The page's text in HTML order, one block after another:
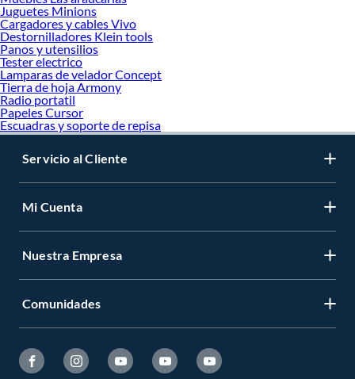
Juguetes Minions
Cargadores y cables Vivo
Destornilladores Klein tools
Panos y utensilios
Tester electrico
Lamparas de velador Concept
Tierra de hoja Armony
Radio portatil
Papeles Cursor
Escuadras y soporte de repisa
Servicio al Cliente
Mi Cuenta
Nuestra Empresa
Comunidades